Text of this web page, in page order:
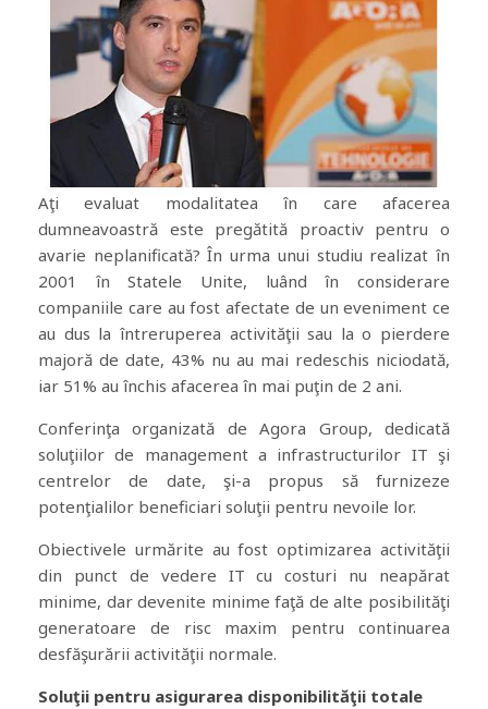
Aţi evaluat modalitatea în care afacerea
dumneavoastră este pregătită proactiv pentru o
avarie neplanificată? În urma unui studiu realizat în
2001 în Statele Unite, luând în considerare
companiile care au fost afectate de un eveniment ce
au dus la întreruperea activităţii sau la o pierdere
majoră de date, 43% nu au mai redeschis niciodată,
iar 51% au închis afacerea în mai puţin de 2 ani.
Conferinţa organizată de Agora Group, dedicată
soluţiilor de management a infrastructurilor IT şi
centrelor de date, şi-a propus să furnizeze
potenţialilor beneficiari soluţii pentru nevoile lor.
Obiectivele urmărite au fost optimizarea activităţii
din punct de vedere IT cu costuri nu neapărat
minime, dar devenite minime faţă de alte posibilităţi
generatoare de risc maxim pentru continuarea
desfăşurării activităţii normale.
Soluţii pentru asigurarea disponibilităţii totale